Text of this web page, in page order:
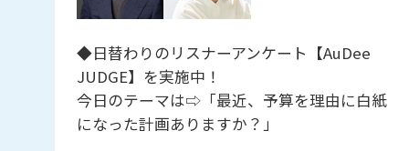
◆日替わりのリスナーアンケート【AuDee
JUDGE】を実施中！
今日のテーマは⇨「最近、予算を理由に白紙
になった計画ありますか？」